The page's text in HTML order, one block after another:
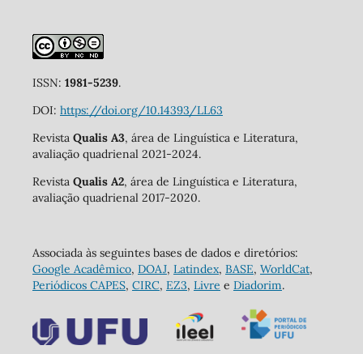
ISSN: 1981-5239.
DOI: https://doi.org/10.14393/LL63
Revista Qualis A3, área de Linguística e Literatura,
avaliação quadrienal 2021-2024.
Revista Qualis A2, área de Linguística e Literatura,
avaliação quadrienal 2017-2020.
Associada às seguintes bases de dados e diretórios:
Google Acadêmico, DOAJ, Latindex, BASE, WorldCat,
Periódicos CAPES, CIRC, EZ3, Livre e Diadorim.